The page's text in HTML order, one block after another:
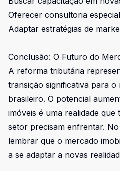
Oferecer consultoria
Adaptar estratégias de
Conclusão: O Futuro do
A reforma tributária
transição significativa para o
brasileiro. O potencial
imóveis é uma realidade
setor precisam enfrentar.
lembrar que o mercado
a se adaptar a novas